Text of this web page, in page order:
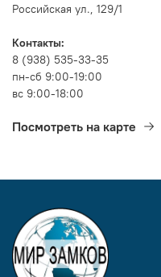
Российская ул., 129/1
Контакты:
8 (938) 535-33-35
пн-сб 9:00-19:00
вс 9:00-18:00
Посмотреть на карте